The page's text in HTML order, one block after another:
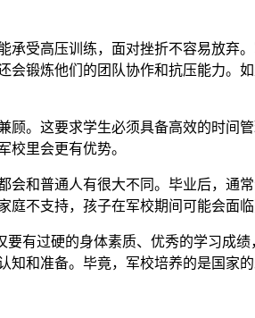
受高压训练，面对挫折不容易放弃
锻炼他们的团队协作和抗压能力。
。这要求学生必须具备高效的时间
校里会更有优势。
和普通人有很大不同。毕业后，通
不支持，孩子在军校期间可能会面临
有过硬的身体素质、优秀的学习成
和准备。毕竟，军校培养的是国家